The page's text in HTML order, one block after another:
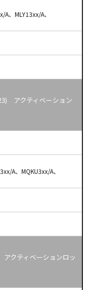
、MLY13xx/A、
アクティベーション
A、MQKU3xx/A、
クティベーションロッ